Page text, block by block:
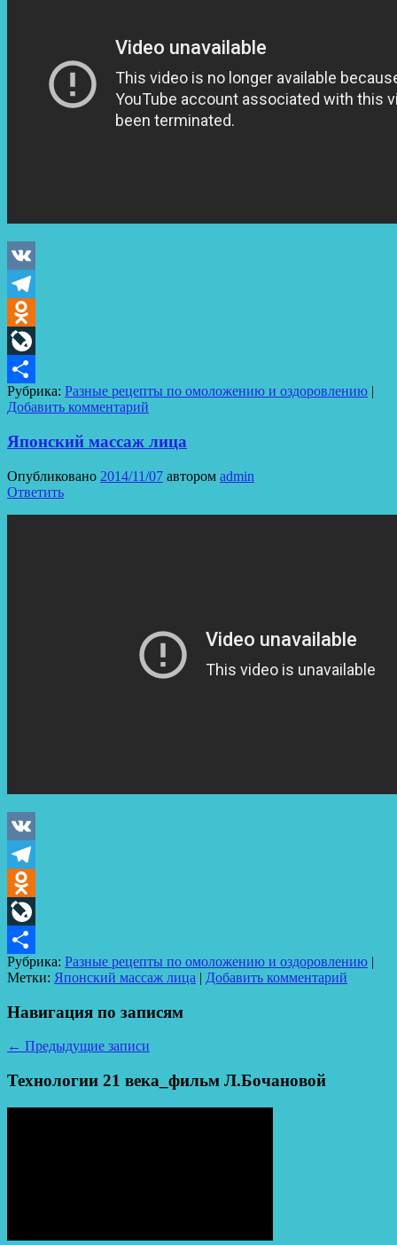
VK
Telegram
Odnoklassniki
LiveJournal
Отправить
Рубрика: Разные рецепты по омоложению и оздоровлению |
Добавить комментарий
Японский массаж лица
Опубликовано 2014/11/07 автором admin
Ответить
VK
Telegram
Odnoklassniki
LiveJournal
Отправить
Рубрика: Разные рецепты по омоложению и оздоровлению |
Метки: Японский массаж лица | Добавить комментарий
Навигация по записям
← Предыдущие записи
Технологии 21 века_фильм Л.Бочановой